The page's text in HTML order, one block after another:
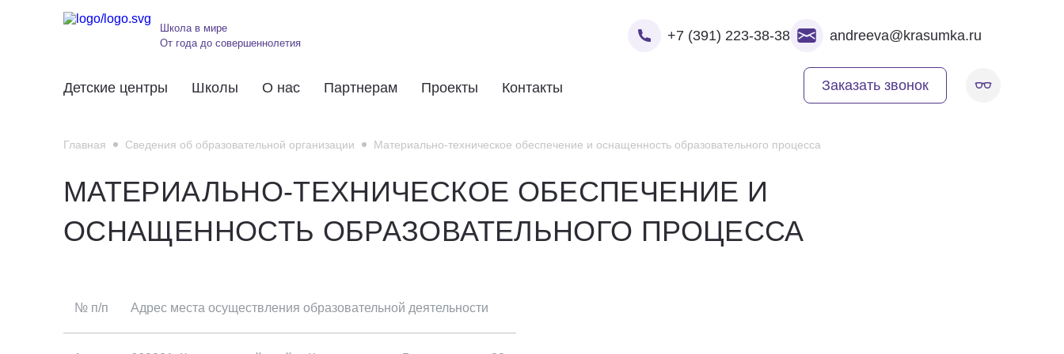
Школа в мире
От года до совершеннолетия
+7 (391) 223-38-38 andreeva@krasumka.ru
Детские центры Школы О нас Партнерам Проекты Контакты Заказать звонок
Главная Сведения об образовательной организации Материально-техническое обеспечение и оснащенность образовательного процесса
МАТЕРИАЛЬНО-ТЕХНИЧЕСКОЕ ОБЕСПЕЧЕНИЕ И
ОСНАЩЕННОСТЬ ОБРАЗОВАТЕЛЬНОГО ПРОЦЕССА
№ п/п Адрес места осуществления образовательной деятельности
Ваше ФИО